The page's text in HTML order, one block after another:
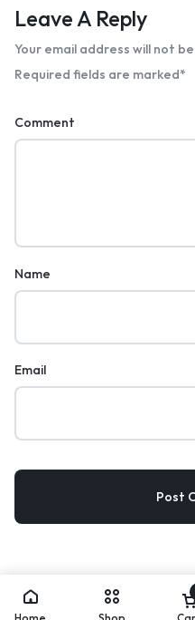
Leave A Reply
Your email address will not
Required fields are marked*
Comment
Name
Email